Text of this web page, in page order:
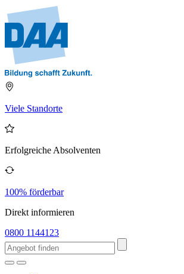
Viele Standorte
Erfolgreiche Absolventen
100% förderbar
Direkt informieren
0800 1144123